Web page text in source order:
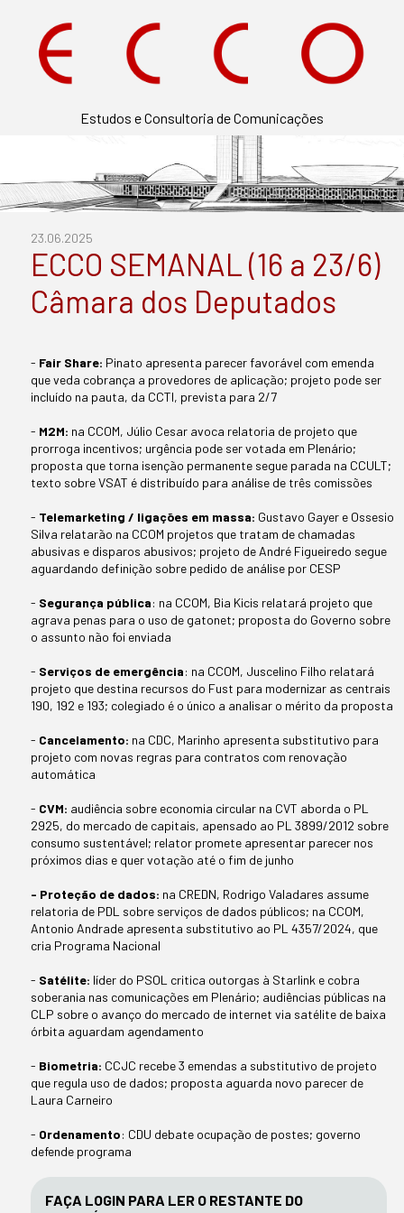
Estudos e Consultoria de Comunicações
23.06.2025
ECCO SEMANAL (16 a 23/6)
Câmara dos Deputados
- Fair Share: Pinato apresenta parecer favorável com emenda
que veda cobrança a provedores de aplicação; projeto pode ser
incluído na pauta, da CCTI, prevista para 2/7
- M2M: na CCOM, Júlio Cesar avoca relatoria de projeto que
prorroga incentivos; urgência pode ser votada em Plenário;
proposta que torna isenção permanente segue parada na CCULT;
texto sobre VSAT é distribuído para análise de três comissões
- Telemarketing / ligações em massa: Gustavo Gayer e Ossesio
Silva relatarão na CCOM projetos que tratam de chamadas
abusivas e disparos abusivos; projeto de André Figueiredo segue
aguardando definição sobre pedido de análise por CESP
- Segurança pública: na CCOM, Bia Kicis relatará projeto que
agrava penas para o uso de gatonet; proposta do Governo sobre
o assunto não foi enviada
- Serviços de emergência: na CCOM, Juscelino Filho relatará
projeto que destina recursos do Fust para modernizar as centrais
190, 192 e 193; colegiado é o único a analisar o mérito da proposta
- Cancelamento: na CDC, Marinho apresenta substitutivo para
projeto com novas regras para contratos com renovação
automática
- CVM: audiência sobre economia circular na CVT aborda o PL
2925, do mercado de capitais, apensado ao PL 3899/2012 sobre
consumo sustentável; relator promete apresentar parecer nos
próximos dias e quer votação até o fim de junho
- Proteção de dados: na CREDN, Rodrigo Valadares assume
relatoria de PDL sobre serviços de dados públicos; na CCOM,
Antonio Andrade apresenta substitutivo ao PL 4357/2024, que
cria Programa Nacional
- Satélite: líder do PSOL critica outorgas à Starlink e cobra
soberania nas comunicações em Plenário; audiências públicas na
CLP sobre o avanço do mercado de internet via satélite de baixa
órbita aguardam agendamento
- Biometria: CCJC recebe 3 emendas a substitutivo de projeto
que regula uso de dados; proposta aguarda novo parecer de
Laura Carneiro
- Ordenamento: CDU debate ocupação de postes; governo
defende programa
FAÇA LOGIN PARA LER O RESTANTE DO